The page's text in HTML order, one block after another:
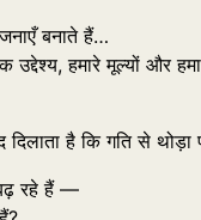
बनाते हैं…
उद्देश्य, हमारे मूल्यों और
दिलाता है कि गति से
रहे हैं —